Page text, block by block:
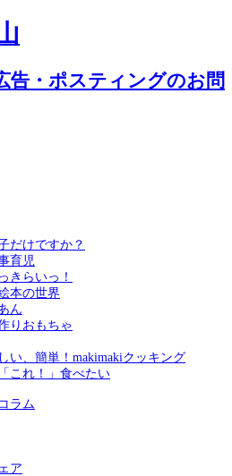
だけですか？
育児
きらいっ！
本の世界
ん
りおもちゃ
い、簡単！makimakiクッキング
これ！」食べたい
ラム
ア